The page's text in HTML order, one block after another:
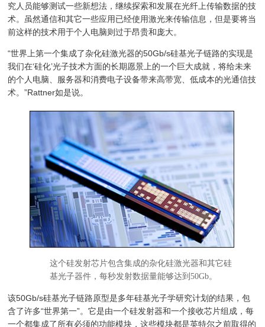
究人员能够测试一些新想法，继续探索和发展在光纤上传输数据的技
术。虽然通信和其它一些应用已经使用激光来传输信息，但是要将当
前这样的技术用于个人电脑则过于昂贵和庞大。
“世界上第一个集成了杂化硅激光器的50Gb/s硅基光子链路的实现是
我们在‘硅化’光子技术方面的长期愿景上的一个巨大成就，将给未来
的个人电脑、服务器和消费电子设备带来高带宽、低成本的光通信技
术。”Rattner如是说。
这个硅发射芯片包含集成的杂化硅激光器和其它硅
基光子器件，每秒发射数据量能够达到50Gb。
该50Gb/s硅基光子链路原型是多年硅基光子学研究计划的结果，包
含了许多“世界第一”。它是由一个硅发射器和一个接收芯片组成，每
一个都集成了所有必须的功能模块，这些模块都是英特尔之前取得的